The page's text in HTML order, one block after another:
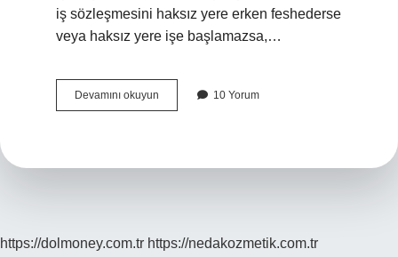
iş sözleşmesini haksız yere erken feshederse
veya haksız yere işe başlamazsa,…
Devamını okuyun
Süreli
10 Yorum
https://dolmoney.com.tr https://nedakozmetik.com.tr